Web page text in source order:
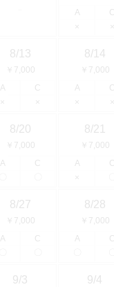
A
×
C
×
8/13
￥7,000
A
×
C
×
8/14
￥7,000
A
×
C
×
8/20
￥7,000
A
C
8/21
￥7,000
A
×
C
8/27
￥7,000
A
C
8/28
￥7,000
A
C
9/3 9/4